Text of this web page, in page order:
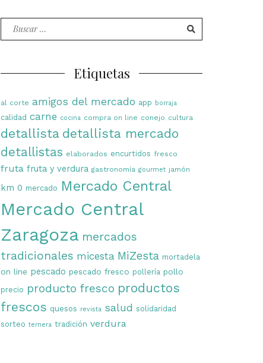
Buscar
por:
Etiquetas
al corte amigos del mercado app borraja
calidad carne cocina compra on line conejo cultura
detallista detallista mercado
detallistas elaborados encurtidos fresco
fruta fruta y verdura gastronomía gourmet jamón
km 0 mercado Mercado Central
Mercado Central
Zaragoza mercados
tradicionales micesta MiZesta mortadela
on line pescado pescado fresco pollería pollo
precio producto fresco productos
frescos quesos revista salud solidaridad
sorteo ternera tradición verdura